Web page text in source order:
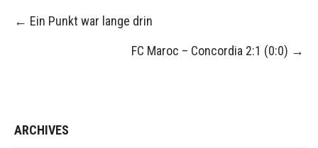
Post
← Ein Punkt war lange drin
FC Maroc – Concordia 2:1 (0:0) →
ARCHIVES